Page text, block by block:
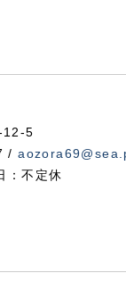
12-5
/
不定休